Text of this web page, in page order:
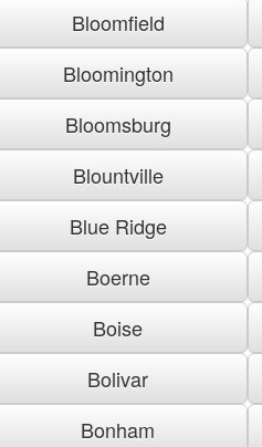
Bloomfield
Bloomington
Bloomsburg
Blountville
Blue Ridge
Boerne
Boise
Bolivar
Bonham